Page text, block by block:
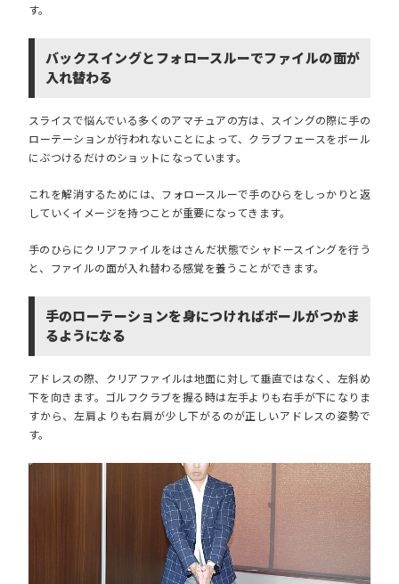
す。
バックスイングとフォロースルーでファイルの面が
入れ替わる
スライスで悩んでいる多くのアマチュアの方は、スイングの際に手の
ローテーションが行われないことによって、クラブフェースをボール
にぶつけるだけのショットになっています。
これを解消するためには、 フォロースルーで手のひらをしっかりと返
していくイメージを持つことが重要になってきます。
手のひらにクリアファイルをはさんだ状態でシャドースイングを行う
と、ファイルの面が入れ替わる感覚を養うことができます。
手のローテーションを身につければボールがつかま
るようになる
アドレスの際、クリアファイルは地面に対して垂直ではなく、左斜め
下を向きます。ゴルフクラブを握る時は左手よりも右手が下になりま
すから、左肩よりも右肩が少し下がるのが正しいアドレスの姿勢で
す。